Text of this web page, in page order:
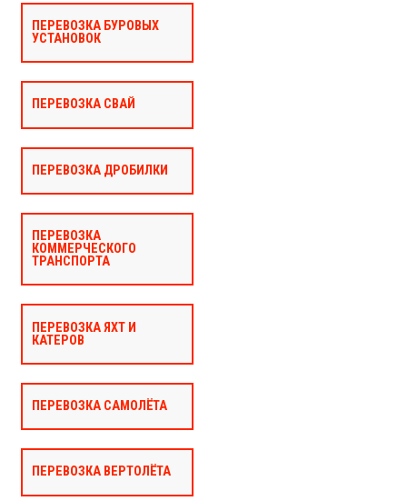
ПЕРЕВОЗКА БУРОВЫХ
УСТАНОВОК
ПЕРЕВОЗКА СВАЙ
ПЕРЕВОЗКА ДРОБИЛКИ
ПЕРЕВОЗКА
КОММЕРЧЕСКОГО
ТРАНСПОРТА
ПЕРЕВОЗКА ЯХТ И
КАТЕРОВ
ПЕРЕВОЗКА САМОЛЁТА
ПЕРЕВОЗКА ВЕРТОЛЁТА